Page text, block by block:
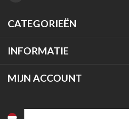
CATEGORIEËN
INFORMATIE
MIJN ACCOUNT